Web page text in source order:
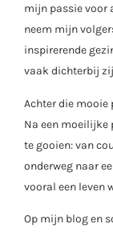
mijn passie voor
neem mijn
inspirerende
vaak dichterbij
Achter die
Na een
te gooien: van
onderweg naar
vooral een leven
Op mijn blog en